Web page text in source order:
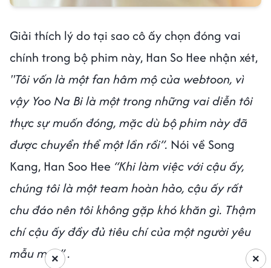
Giải thích lý do tại sao cô ấy chọn đóng vai
chính trong bộ phim này, Han So Hee nhận xét,
"Tôi vốn là một fan hâm mộ của webtoon, vì
vậy Yoo Na Bi là một trong những vai diễn tôi
thực sự muốn đóng, mặc dù bộ phim này đã
được chuyển thể một lần rồi”. Nói về Song
Kang, Han Soo Hee “Khi làm việc với cậu ấy,
chúng tôi là một team hoàn hảo, cậu ấy rất
chu đáo nên tôi không gặp khó khăn gì. Thậm
chí cậu ấy đầy đủ tiêu chí của một người yêu
mẫu mực” .
×
×